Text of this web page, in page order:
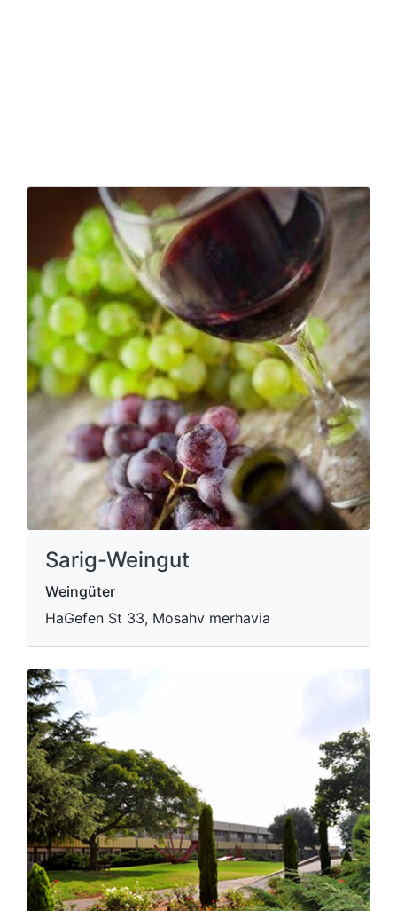
Sarig-Weingut
Weingüter
HaGefen St 33, Mosahv merhavia